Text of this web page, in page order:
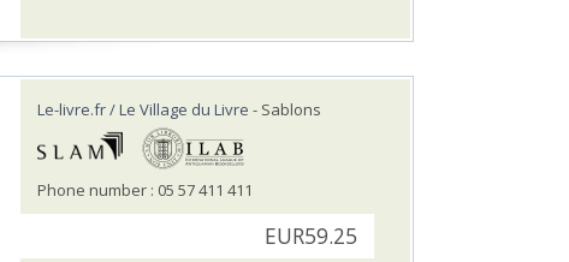
Le-livre.fr / Le Village du Livre - Sablons
Phone number : 05 57 411 411
EUR59.25